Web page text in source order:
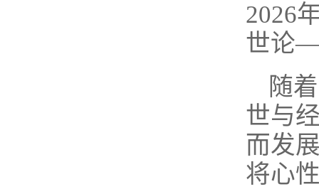
2026
世论
随
世与
而发
将心